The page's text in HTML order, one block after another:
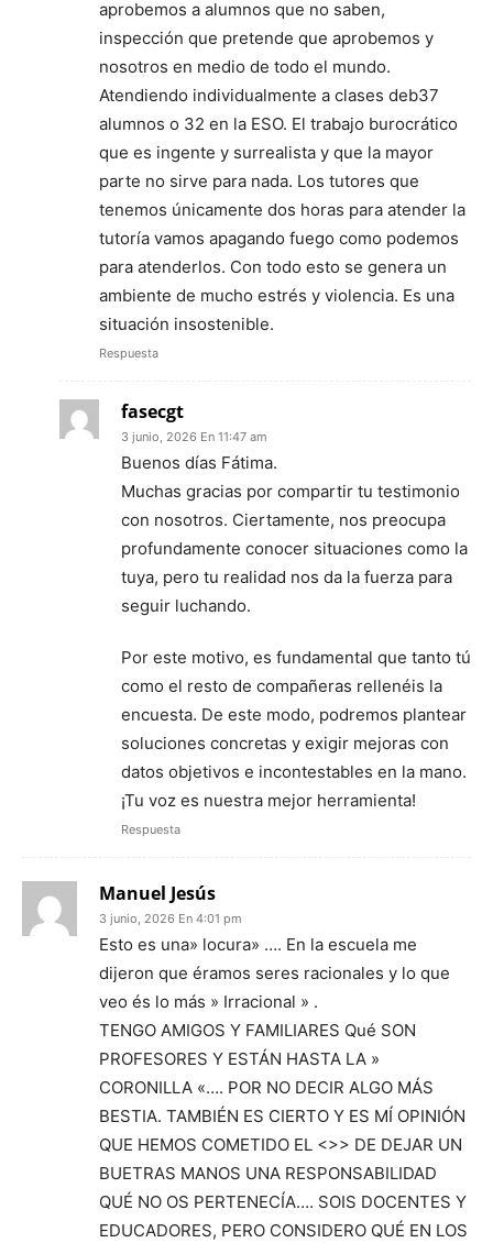
aprobemos a alumnos que no saben,
inspección que pretende que aprobemos y
nosotros en medio de todo el mundo.
Atendiendo individualmente a clases deb37
alumnos o 32 en la ESO. El trabajo burocrático
que es ingente y surrealista y que la mayor
parte no sirve para nada. Los tutores que
tenemos únicamente dos horas para atender la
tutoría vamos apagando fuego como podemos
para atenderlos. Con todo esto se genera un
ambiente de mucho estrés y violencia. Es una
situación insostenible.
Respuesta
fasecgt
3 junio, 2026 En 11:47 am
Buenos días Fátima.
Muchas gracias por compartir tu testimonio
con nosotros. Ciertamente, nos preocupa
profundamente conocer situaciones como la
tuya, pero tu realidad nos da la fuerza para
seguir luchando.
Por este motivo, es fundamental que tanto tú
como el resto de compañeras rellenéis la
encuesta. De este modo, podremos plantear
soluciones concretas y exigir mejoras con
datos objetivos e incontestables en la mano.
¡Tu voz es nuestra mejor herramienta!
Respuesta
Manuel Jesús
3 junio, 2026 En 4:01 pm
Esto es una» locura» …. En la escuela me
dijeron que éramos seres racionales y lo que
veo és lo más » Irracional » .
TENGO AMIGOS Y FAMILIARES Qué SON
PROFESORES Y ESTÁN HASTA LA »
CORONILLA «…. POR NO DECIR ALGO MÁS
BESTIA. TAMBIÉN ES CIERTO Y ES MÍ OPINIÓN
QUE HEMOS COMETIDO EL <>> DE DEJAR UN
BUETRAS MANOS UNA RESPONSABILIDAD
QUÉ NO OS PERTENECÍA…. SOIS DOCENTES Y
EDUCADORES, PERO CONSIDERO QUÉ EN LOS